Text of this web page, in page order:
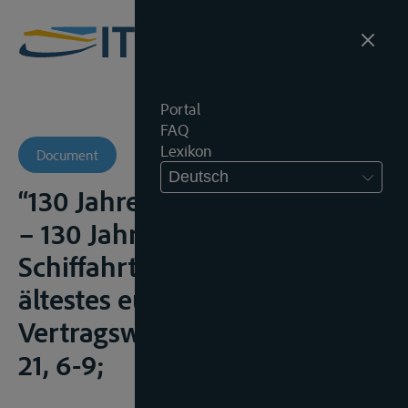
Portal
FAQ
Lexikon
Deutsch
Document
“130 Jahre Mannheimer Akte
– 130 Jahre Freiheit der
Schiffahrt auf dem Rhein:
ältestes europäisches
Vertragswerk”, Z.f.B., 1998, nr.
21, 6-9;